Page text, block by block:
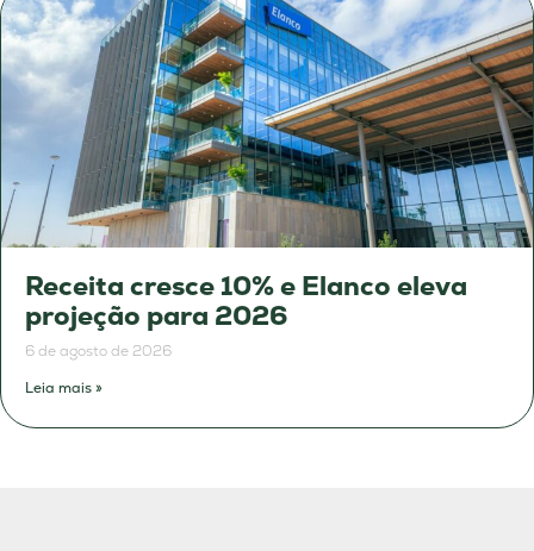
Receita cresce 10% e Elanco eleva
projeção para 2026
6 de agosto de 2026
Leia mais »